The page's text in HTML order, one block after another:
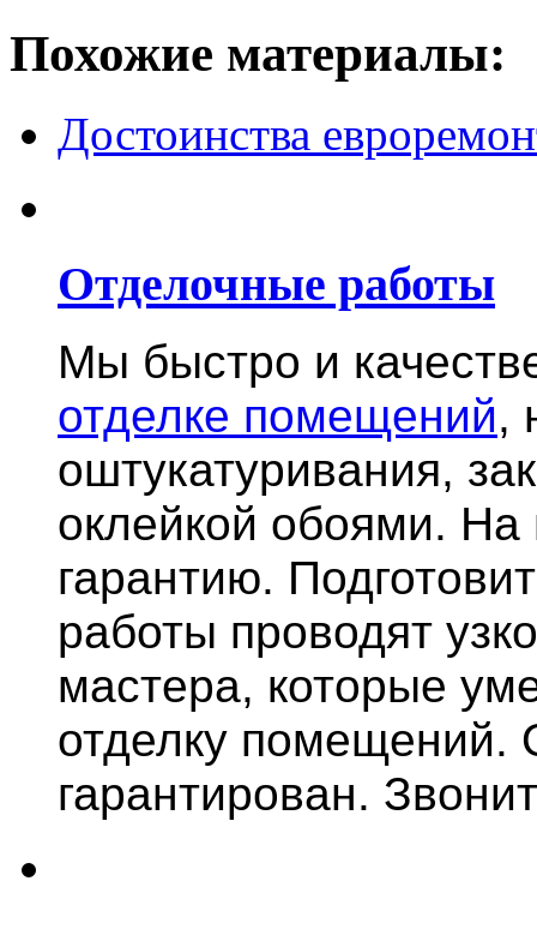
Похожие материалы:
Достоинства
Отделочные работы
Мы быстро и
отделке помещений,
оштукатуривания,
оклейкой обоями.
гарантию.
работы проводят
мастера, которые
отделку помещений.
гарантирован.